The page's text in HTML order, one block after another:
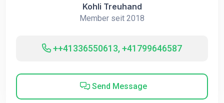
Kohli Treuhand
Member seit 2018
++41336550613, +41799646587
Send Message